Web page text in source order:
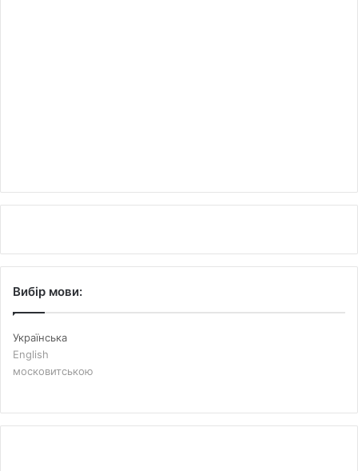
Вибір мови:
Українська
English
московитською